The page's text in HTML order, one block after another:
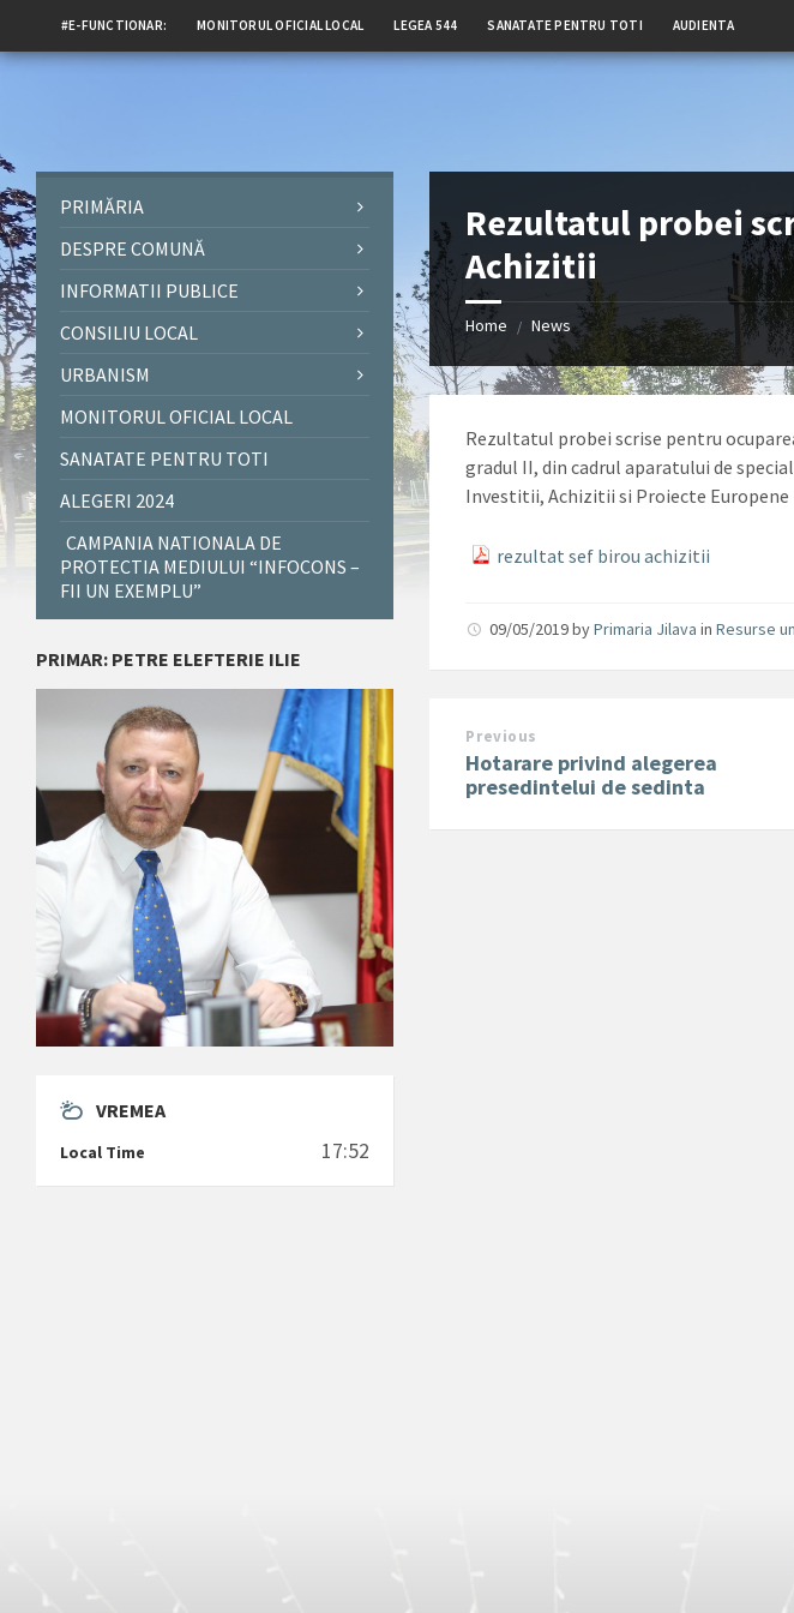
#E-FUNCTIONAR: MONITORUL OFICIAL LOCAL LEGEA 544 SANATATE PENTRU TOTI AUDIENTA
Rezultatul probei
Achizitii
Home / News
Rezultatul probei scrise pentru
gradul II, din cadrul aparatului de
Investitii, Achizitii si Proiecte Europene
rezultat sef birou achizitii
09/05/2019byPrimaria Jilava inResurse
Previous
Hotarare privind alegerea
presedintelui de sedinta
PRIMĂRIA
DESPRE COMUNĂ
INFORMATII PUBLICE
CONSILIU LOCAL
URBANISM
MONITORUL OFICIAL LOCAL
SANATATE PENTRU TOTI
ALEGERI 2024
CAMPANIA NATIONALA DE
PROTECTIA MEDIULUI “INFOCONS –
FII UN EXEMPLU”
PRIMAR: PETRE ELEFTERIE ILIE
VREMEA
Local Time 17:52